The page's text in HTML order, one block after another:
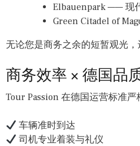
Elbauenpark —— 现
Green Citadel of
无论您是商务之余的短暂观光
商务效率 × 德国品
Tour Passion 在德国运营标准
车辆准时到达
司机专业着装与礼仪